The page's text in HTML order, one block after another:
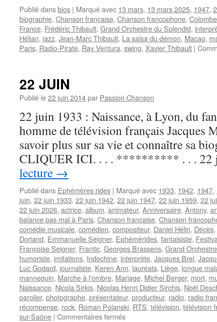
Publié dansbios | Marqué avec 13 mars, 13 mars 2025, 1947,
biographie, Chanson française, Chanson francophone,
France, Frédéric Thibault, Grand Orchestre du Splendid,
Hélian, jazz, Jean-Marc Thibault, La salsa du démon, Macao,
Paris, Radio-Pirate, Ray Ventura, swing, Xavier Thibault |
22 JUIN
Publié le22 juin 2014par Passion Chanson
22 juin 1933 : Naissance, à Lyon, du
homme de télévision français Jacques
savoir plus sur sa vie et connaître sa
CLIQUER ICI. . . . ********** . . .
lecture →
Publié dans Ephémères rides | Marqué avec 1933, 1942, 1947,
juin, 22 juin 1933, 22 juin 1942, 22 juin 1947, 22 juin 1959, 22
22 juin 2026, actrice, album, animateur, Anniversaire, Antony,
balance pas mal à Paris, Chanson française, Chanson
comédie musicale, comédien, compositeur, Daniel Hélin, Décès,
Doriand, Emmanuelle Seigner, Ephémérides, fantaisiste,
Françoise Seigner, Frantic, Georges Brassens, Grand
humoriste, imitations, Indochine, interprète, Jacques Brel,
Luc Godard, journaliste, Keren Ann, lauréats, Liège, longue
mannequin, Marche à l'ombre, Mariage, Michel Berger, mort,
Naissance, Nicola Sirkis, Nicolas Henri Didier Sirchis, Noël
parolier, photographe, présentateur, producteur, radio, radio
récompense, rock, Roman Polanski, RTS, télévision, télévision
sur-Saône | Commentaires ferméssur